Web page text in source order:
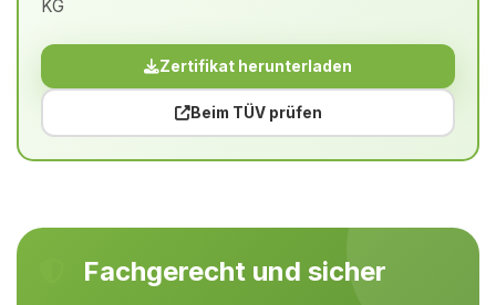
KG
Zertifikat herunterladen
Beim TÜV prüfen
Fachgerecht und sicher